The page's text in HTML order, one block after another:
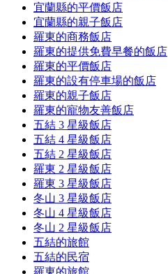
宜蘭縣的平價飯店
宜蘭縣的親子飯店
羅東的商務飯店
羅東的提供免費早餐的飯店
羅東的平價飯店
羅東的設有停車場的飯店
羅東的親子飯店
羅東的寵物友善飯店
五結 3 星級飯店
五結 4 星級飯店
五結 2 星級飯店
羅東 2 星級飯店
羅東 3 星級飯店
冬山 3 星級飯店
冬山 4 星級飯店
冬山 2 星級飯店
五結的旅館
五結的民宿
羅東的旅館